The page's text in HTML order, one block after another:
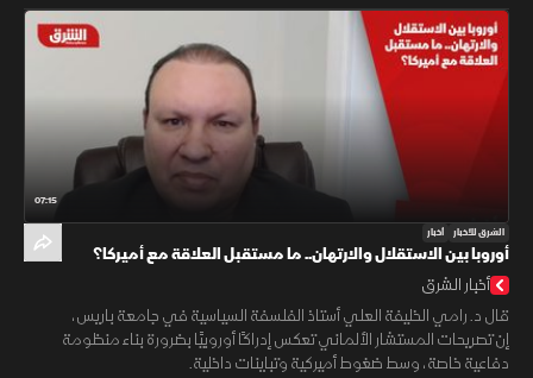
07:15
الشرق للأخبار أخبار
أوروبا بين الاستقلال والارتهان.. ما مستقبل العلاقة مع أميركا؟
أخبار الشرق
قال د. رامي الخليفة العلي أستاذ الفلسفة السياسية في جامعة باريس،
إن تصريحات المستشار الألماني تعكس إدراكًا أوروبيًا بضرورة بناء منظومة
دفاعية خاصة، وسط ضغوط أميركية وتباينات داخلية.